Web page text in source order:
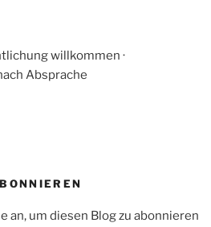
willkommen ·
Absprache
an, um diesen Blog zu abonnieren